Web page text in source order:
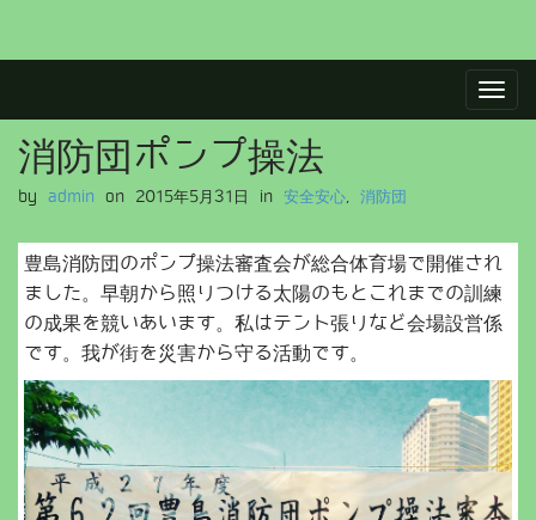
i
m
i
消防団ポンプ操法
by admin on 2015年5月31日 in 安全安心, 消防団
豊島消防団のポンプ操法審査会が総合体育場で開催され
ました。早朝から照りつける太陽のもとこれまでの訓練
の成果を競いあいます。私はテント張りなど会場設営係
です。我が街を災害から守る活動です。